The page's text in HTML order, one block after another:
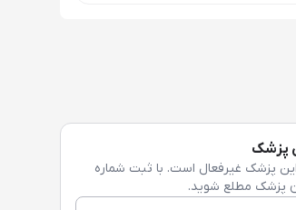
پزشک
پزشک غیرفعال است. با ثبت شماره
پزشک مطلع شوید.